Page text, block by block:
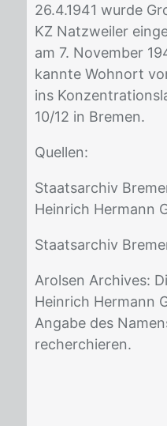
26.4.1941 wur­de
KZ Natz­wei­ler
am 7. No­vem­ber
kann­te Wohn­ort
ins
10/​12 in Bre­men.
Quel­len:
Staats­ar­chiv
Hein­rich Her­mann
Staats­ar­chiv
Arol­sen Ar­chi­ves:
Hein­rich Her­mann
An­ga­be des
re­cher­chie­ren.